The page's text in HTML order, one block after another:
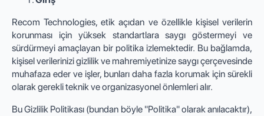
Recom Technologies, etik açıdan ve özellikle kişisel verilerin
korunması için yüksek standartlara saygı göstermeyi ve
sürdürmeyi amaçlayan bir politika izlemektedir. Bu bağlamda,
kişisel verilerinizi gizlilik ve mahremiyetinize saygı çerçevesinde
muhafaza eder ve işler, bunları daha fazla korumak için sürekli
olarak gerekli teknik ve organizasyonel önlemleri alır.
Bu Gizlilik Politikası (bundan böyle "Politika" olarak anılacaktır),